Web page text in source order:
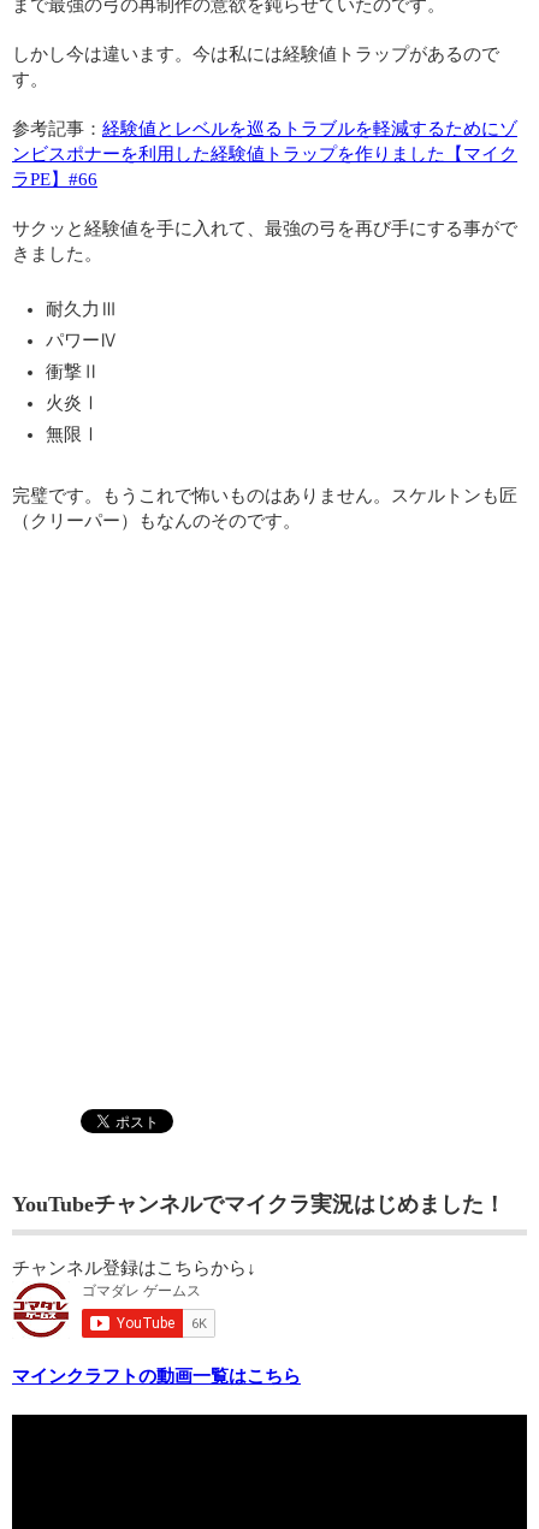
まで最強の弓の再制作の意欲を鈍らせていたのです。
しかし今は違います。今は私には経験値トラップがあるので
す。
参考記事： 経験値とレベルを巡るトラブルを軽減するためにゾ
ンビスポナーを利用した経験値トラップを作りました【マイク
ラPE】#66
サクッと経験値を手に入れて、最強の弓を再び手にする事がで
きました。
耐久力Ⅲ
パワーⅣ
衝撃Ⅱ
火炎Ⅰ
無限Ⅰ
完璧です。もうこれで怖いものはありません。スケルトンも匠
（クリーパー）もなんのそのです。
YouTubeチャンネルでマイクラ実況はじめました！
チャンネル登録はこちらから↓
マインクラフトの動画一覧はこちら